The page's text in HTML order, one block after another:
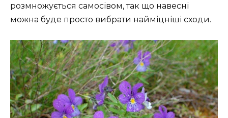
розмножується самосівом, так що навесні
можна буде просто вибрати найміцніші сходи.